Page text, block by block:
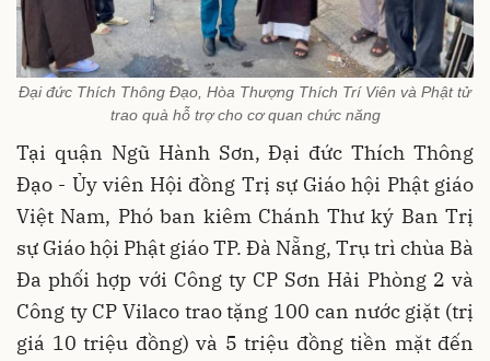
Đại đức Thích Thông Đạo, Hòa Thượng Thích Trí Viên và Phật tử
trao quà hỗ trợ cho cơ quan chức năng
Tại quận Ngũ Hành Sơn, Đại đức Thích Thông
Đạo - Ủy viên Hội đồng Trị sự Giáo hội Phật giáo
Việt Nam, Phó ban kiêm Chánh Thư ký Ban Trị
sự Giáo hội Phật giáo TP. Đà Nẵng, Trụ trì chùa Bà
Đa phối hợp với Công ty CP Sơn Hải Phòng 2 và
Công ty CP Vilaco trao tặng 100 can nước giặt (trị
giá 10 triệu đồng) và 5 triệu đồng tiền mặt đến